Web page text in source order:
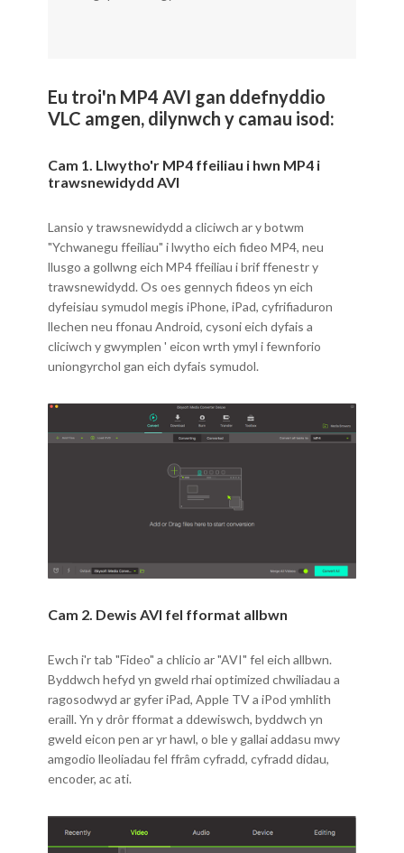
Eu troi'n MP4 AVI gan ddefnyddio
VLC amgen, dilynwch y camau isod:
Cam 1. Llwytho'r MP4 ffeiliau i hwn MP4 i
trawsnewidydd AVI
Lansio y trawsnewidydd a cliciwch ar y botwm
"Ychwanegu ffeiliau" i lwytho eich fideo MP4, neu
llusgo a gollwng eich MP4 ffeiliau i brif ffenestr y
trawsnewidydd. Os oes gennych fideos yn eich
dyfeisiau symudol megis iPhone, iPad, cyfrifiaduron
llechen neu ffonau Android, cysoni eich dyfais a
cliciwch y gwymplen ' eicon wrth ymyl i fewnforio
uniongyrchol gan eich dyfais symudol.
Cam 2. Dewis AVI fel fformat allbwn
Ewch i'r tab "Fideo" a chlicio ar "AVI" fel eich allbwn.
Byddwch hefyd yn gweld rhai optimized chwiliadau a
ragosodwyd ar gyfer iPad, Apple TV a iPod ymhlith
eraill. Yn y drôr fformat a ddewiswch, byddwch yn
gweld eicon pen ar yr hawl, o ble y gallai addasu mwy
amgodio lleoliadau fel ffrâm cyfradd, cyfradd didau,
encoder, ac ati.